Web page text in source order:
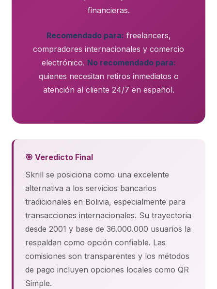
financieras.
Recomendado para: freelancers,
compradores internacionales y comercio
electrónico. No recomendado para:
quienes necesitan retiros inmediatos o
atención al cliente 24/7 en español.
🎯 Veredicto Final
Skrill se posiciona como una excelente
alternativa a los servicios bancarios
tradicionales en Bolivia, especialmente para
transacciones internacionales. Su trayectoria
desde 2001 y base de 36.000.000 usuarios la
respaldan como opción confiable. Las
comisiones son transparentes y los métodos
de pago incluyen opciones locales como QR
Simple.